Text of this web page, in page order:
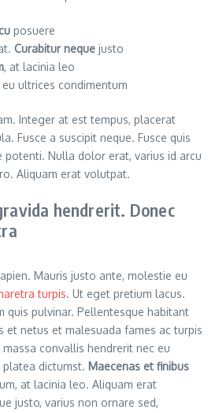
posuere
Curabitur neque justo
, at lacinia leo
ultrices condimentum
Integer at est tempus, placerat
Fusce a suscipit neque. Fusce quis
potenti. Nulla dolor erat, varius id arcu
Aliquam erat volutpat.
hendrerit. Donec
Mauris justo ante, molestie eu
turpis. Ut eget pretium lacus.
quis pulvinar. Pellentesque habitant
et netus et malesuada fames ac turpis
convallis hendrerit nec eu
dictumst. Maecenas et finibus
at lacinia leo. Aliquam erat
justo, varius non ornare sed,